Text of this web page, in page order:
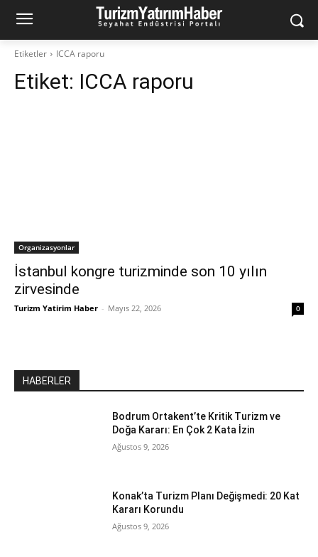
Etiketler ICCA raporu
Etiket: ICCA raporu
Organizasyonlar
İstanbul kongre turizminde son 10 yılın
zirvesinde
Turizm Yatirim Haber - Mayıs 22, 2026 0
HABERLER
Bodrum Ortakent’te Kritik Turizm ve
Doğa Kararı: En Çok 2 Kata İzin
Ağustos 9, 2026
Konak’ta Turizm Planı Değişmedi: 20 Kat
Kararı Korundu
Ağustos 9, 2026